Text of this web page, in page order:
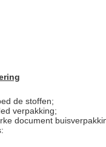
de stoffen;
verpakking;
document